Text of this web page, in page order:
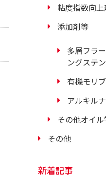
粘度指数向
添加剤等
多層フラ
ングステン
有機モリ
アルキル
その他オイル
その他
新着記事